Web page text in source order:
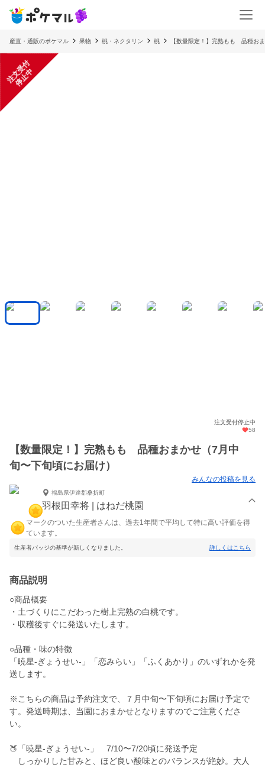
産直・通販のポケマル 果物 桃・ネクタリン 桃 【数量限定！】完熟もも 品種お
注
文
受
付
停
止
中
注文受付停止中
58
【数量限定！】完熟もも 品種おまかせ（7月中
旬〜下旬頃にお届け）
みんなの投稿を見る
福島県伊達郡桑折町
羽根田幸将 | はねだ桃園
マークのついた生産者さんは、過去1年間で平均して特に高い評価を得
ています。
生産者バッジの基準が新しくなりました。 詳しくはこちら
商品説明
○商品概要
・土づくりにこだわった樹上完熟の白桃です。
・収穫後すぐに発送いたします。
○品種・味の特徴
「暁星-ぎょうせい-」「恋みらい」「ふくあかり」のいずれかを発
送します。
※こちらの商品は予約注文で、７月中旬〜下旬頃にお届け予定で
す。発送時期は、当園におまかせとなりますのでご注意くださ
い。
🍑「暁星-ぎょうせい-」 7/10〜7/20頃に発送予定
しっかりした甘みと、ほど良い酸味とのバランスが絶妙。大人